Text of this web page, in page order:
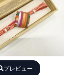
プレビュー